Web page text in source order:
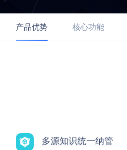
产品优势 核心功能
多源知识统一纳管